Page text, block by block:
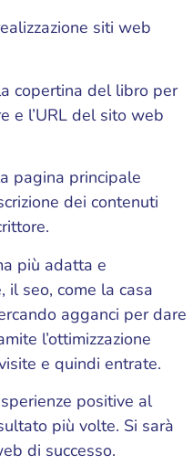
siti web
copertina del libro per
e l’URL del sito web
pagina principale
dei contenuti
più adatta e
il seo, come la casa
agganci per dare
l’ottimizzazione
e quindi entrate.
positive al
più volte. Si sarà
di successo.